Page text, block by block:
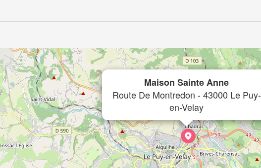
Maison Sainte Anne
Route De Montredon - 43000 Le Puy-
en-Velay